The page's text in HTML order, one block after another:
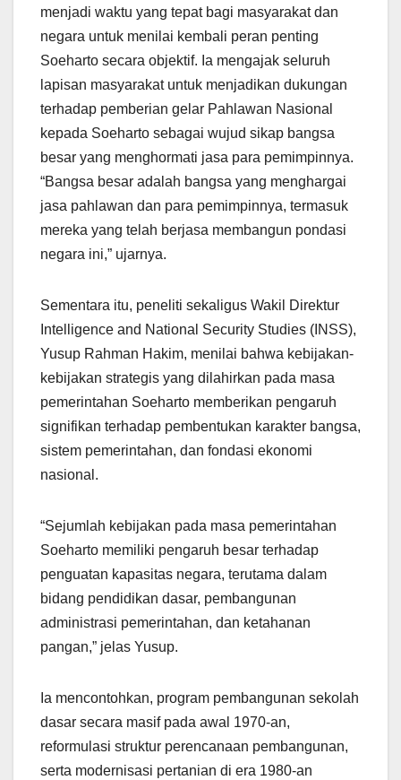
menjadi waktu yang tepat bagi masyarakat dan
negara untuk menilai kembali peran penting
Soeharto secara objektif. Ia mengajak seluruh
lapisan masyarakat untuk menjadikan dukungan
terhadap pemberian gelar Pahlawan Nasional
kepada Soeharto sebagai wujud sikap bangsa
besar yang menghormati jasa para pemimpinnya.
“Bangsa besar adalah bangsa yang menghargai
jasa pahlawan dan para pemimpinnya, termasuk
mereka yang telah berjasa membangun pondasi
negara ini,” ujarnya.
Sementara itu, peneliti sekaligus Wakil Direktur
Intelligence and National Security Studies (INSS),
Yusup Rahman Hakim, menilai bahwa kebijakan-
kebijakan strategis yang dilahirkan pada masa
pemerintahan Soeharto memberikan pengaruh
signifikan terhadap pembentukan karakter bangsa,
sistem pemerintahan, dan fondasi ekonomi
nasional.
“Sejumlah kebijakan pada masa pemerintahan
Soeharto memiliki pengaruh besar terhadap
penguatan kapasitas negara, terutama dalam
bidang pendidikan dasar, pembangunan
administrasi pemerintahan, dan ketahanan
pangan,” jelas Yusup.
Ia mencontohkan, program pembangunan sekolah
dasar secara masif pada awal 1970-an,
reformulasi struktur perencanaan pembangunan,
serta modernisasi pertanian di era 1980-an